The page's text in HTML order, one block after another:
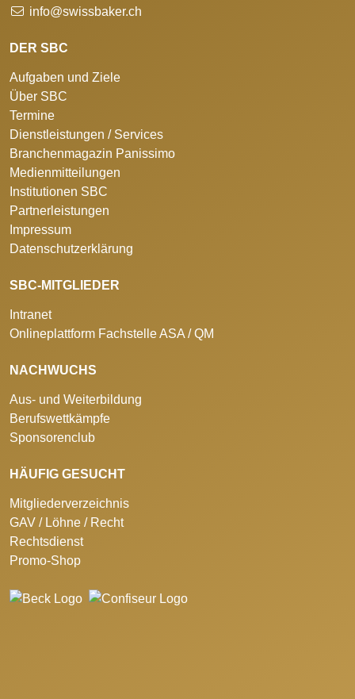
info@swissbaker.ch
DER SBC
Aufgaben und Ziele
Über SBC
Termine
Dienstleistungen / Services
Branchenmagazin Panissimo
Medienmitteilungen
Institutionen SBC
Partnerleistungen
Impressum
Datenschutzerklärung
SBC-MITGLIEDER
Intranet
Onlineplattform Fachstelle ASA / QM
NACHWUCHS
Aus- und Weiterbildung
Berufswettkämpfe
Sponsorenclub
HÄUFIG GESUCHT
Mitgliederverzeichnis
GAV / Löhne / Recht
Rechtsdienst
Promo-Shop